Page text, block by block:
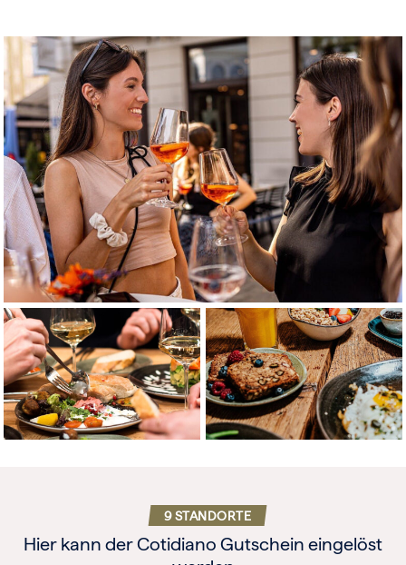
9 STANDORTE
Hier kann der Cotidiano Gutschein eingelöst